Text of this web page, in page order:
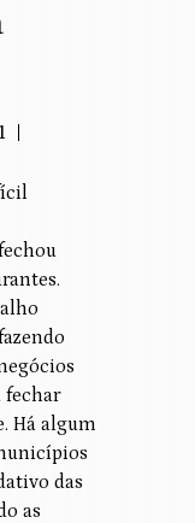
fechar
Há algum
das
as